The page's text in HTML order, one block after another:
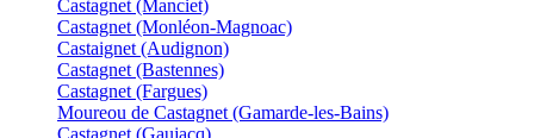
Castagnet (Manciet)
Castagnet (Monléon-Magnoac)
Castaignet (Audignon)
Castagnet (Bastennes)
Castagnet (Fargues)
Moureou de Castagnet (Gamarde-les-Bains)